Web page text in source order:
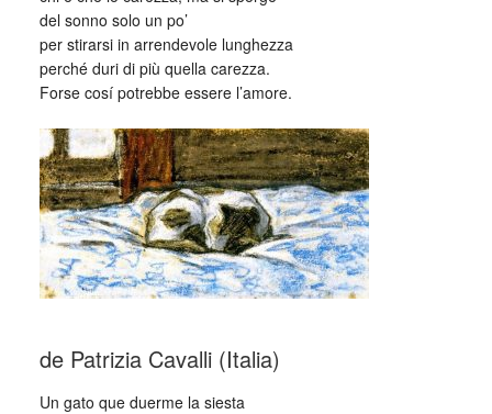
del sonno solo un po’
per stirarsi in arrendevole lunghezza
perché duri di più quella carezza.
Forse cosí potrebbe essere l’amore.
de Patrizia Cavalli (Italia)
Un gato que duerme la siesta